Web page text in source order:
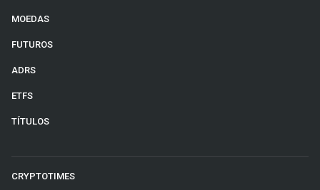
MOEDAS
FUTUROS
ADRS
ETFS
TÍTULOS
CRYPTOTIMES